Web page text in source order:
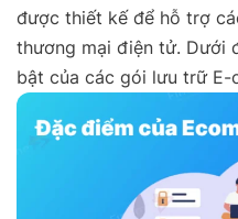
được thiết kế để hỗ trợ
thương mại điện tử. Dưới
bật của các gói lưu trữ E-